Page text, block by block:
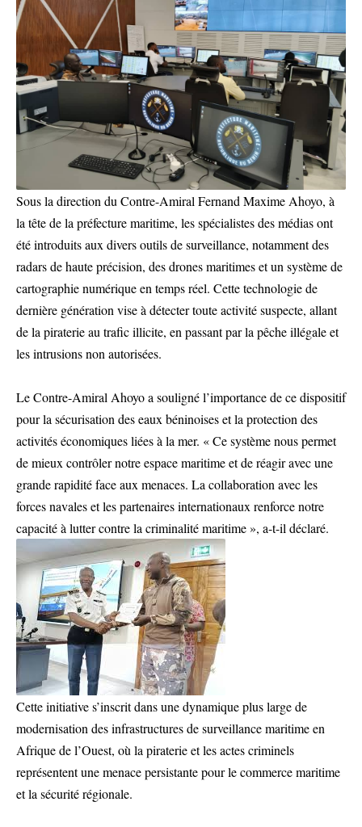
Sous la direction du Contre-Amiral Fernand Maxime Ahoyo, à
la tête de la préfecture maritime, les spécialistes des médias ont
été introduits aux divers outils de surveillance, notamment des
radars de haute précision, des drones maritimes et un système de
cartographie numérique en temps réel. Cette technologie de
dernière génération vise à détecter toute activité suspecte, allant
de la piraterie au trafic illicite, en passant par la pêche illégale et
les intrusions non autorisées.
Le Contre-Amiral Ahoyo a souligné l’importance de ce dispositif
pour la sécurisation des eaux béninoises et la protection des
activités économiques liées à la mer. « Ce système nous permet
de mieux contrôler notre espace maritime et de réagir avec une
grande rapidité face aux menaces. La collaboration avec les
forces navales et les partenaires internationaux renforce notre
capacité à lutter contre la criminalité maritime », a-t-il déclaré.
Cette initiative s’inscrit dans une dynamique plus large de
modernisation des infrastructures de surveillance maritime en
Afrique de l’Ouest, où la piraterie et les actes criminels
représentent une menace persistante pour le commerce maritime
et la sécurité régionale.